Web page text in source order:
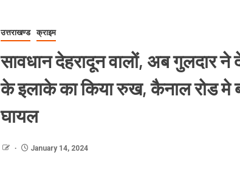
उत्तराखण्ड क्राइम
सावधान देहरादून वालों, अब गुलदार ने
के इलाके का किया रुख, कैनाल रोड मे
घायल
January 14, 2024